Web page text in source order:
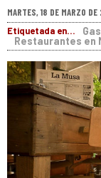
MARTES, 18 DE MARZO
Etiquetada en...
Restaurantes en